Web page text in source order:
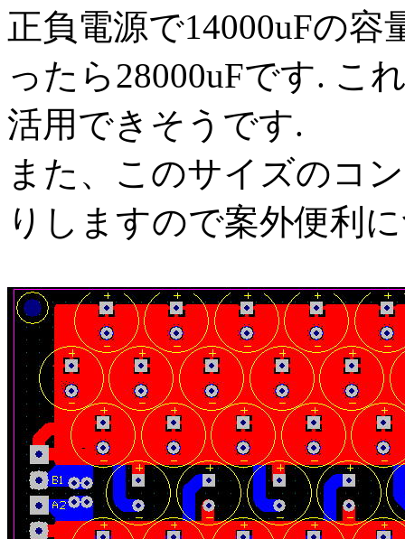
正負電源で14000uFの
ったら28000uFです. こ
活用できそうです.
また、このサイズのコ
りしますので案外便利